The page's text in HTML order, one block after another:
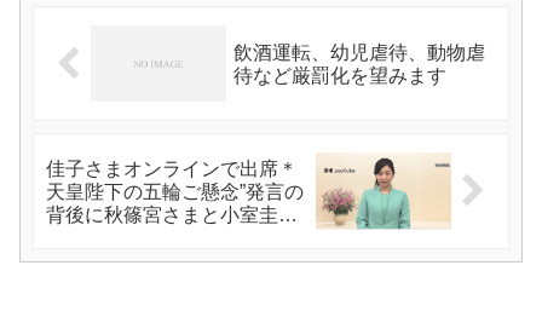
飲酒運転、幼児虐待、動物虐
待など厳罰化を望みます
佳子さまオンラインで出席＊
天皇陛下の五輪ご懸念”発言の
背後に秋篠宮さまと小室圭さ